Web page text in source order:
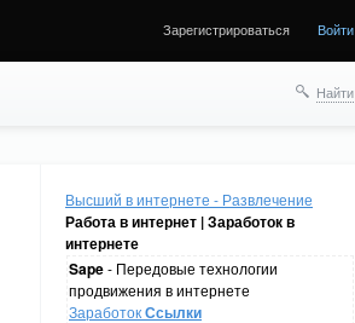
Зарегистрироваться Войти
Найти
Высший в интернете - Развлечение
Работа в интернет | Заработок в
интернете
Sape- Передовые технологии
продвижения в интернете
ЗаработокСсылки